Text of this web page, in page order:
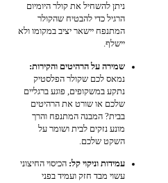
ניתן להשחיל את קולר היומיום
הרגיל כדי להבטיח שהקולר
המתנפח יישאר יציב במקומו ולא
יישלף.
שמירה על הרהיטים והקירות:
נמאס לכם שקולר הפלסטיק
נתקע במשקופים, פוגע ברגליים
שלכם או שורט את הרהיטים
בבית? המבנה המתנפח והרך
מונע נזקים לבית ושומר על
השקט שלכם.
עמידות וניקוי קל: הכיסוי החיצוני
עשוי מבד חזק ועמיד בפני